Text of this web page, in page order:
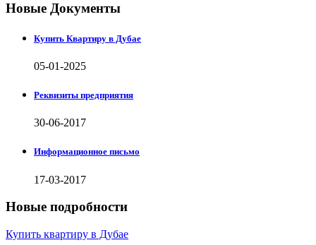
Новые Документы
Купить Квартиру в Дубае
05-01-2025
Реквизиты предприятия
30-06-2017
Информационное письмо
17-03-2017
Новые подробности
Купить квартиру в Дубае